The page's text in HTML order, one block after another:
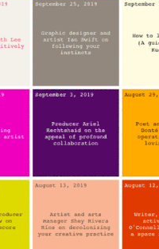
פרנק־רי
פרנק־רי צר